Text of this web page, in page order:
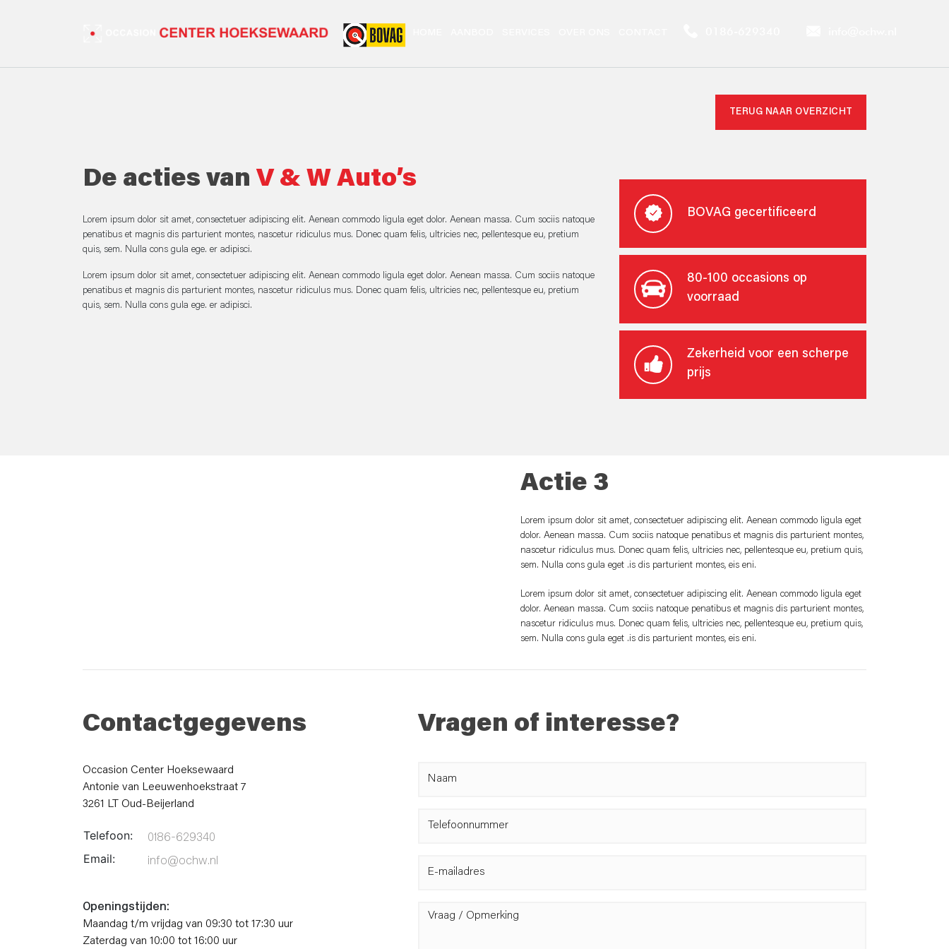
TERUG NAAR OVERZICHT
De acties van V & W Auto’s
Lorem ipsum dolor sit amet, consectetuer adipiscing elit. Aenean commodo ligula eget dolor. Aenean massa. Cum sociis natoque
penatibus et magnis dis parturient montes, nascetur ridiculus mus. Donec quam felis, ultricies nec, pellentesque eu, pretium
quis, sem. Nulla cons gula ege. er adipisci.
Lorem ipsum dolor sit amet, consectetuer adipiscing elit. Aenean commodo ligula eget dolor. Aenean massa. Cum sociis natoque
penatibus et magnis dis parturient montes, nascetur ridiculus mus. Donec quam felis, ultricies nec, pellentesque eu, pretium
quis, sem. Nulla cons gula ege. er adipisci.
BOVAG gecertificeerd
80-100 occasions op
voorraad
Zekerheid voor een scherpe
prijs
Actie 3
Lorem ipsum dolor sit amet, consectetuer adipiscing elit. Aenean commodo ligula eget
dolor. Aenean massa. Cum sociis natoque penatibus et magnis dis parturient montes,
nascetur ridiculus mus. Donec quam felis, ultricies nec, pellentesque eu, pretium quis,
sem. Nulla cons gula eget .is dis parturient montes, eis eni.
Lorem ipsum dolor sit amet, consectetuer adipiscing elit. Aenean commodo ligula eget
dolor. Aenean massa. Cum sociis natoque penatibus et magnis dis parturient montes,
nascetur ridiculus mus. Donec quam felis, ultricies nec, pellentesque eu, pretium quis,
sem. Nulla cons gula eget .is dis parturient montes, eis eni.
Contactgegevens
Occasion Center Hoeksewaard
Antonie van Leeuwenhoekstraat 7
3261 LT Oud-Beijerland
Telefoon: 0186-629340
Email: info@ochw.nl
Openingstijden:
Maandag t/m vrijdag van 09:30 tot 17:30 uur
Zaterdag van 10:00 tot 16:00 uur
Vragen of interesse?